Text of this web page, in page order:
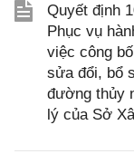
Quyết định
Phục vụ
việc công
sửa đổi, bổ
đường thủy
lý của Sở